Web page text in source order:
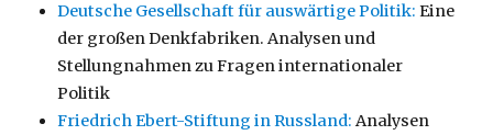
Deutsche Gesellschaft für auswärtige Politik: Eine
der großen Denkfabriken. Analysen und
Stellungnahmen zu Fragen internationaler
Politik
Friedrich Ebert-Stiftung in Russland: Analysen